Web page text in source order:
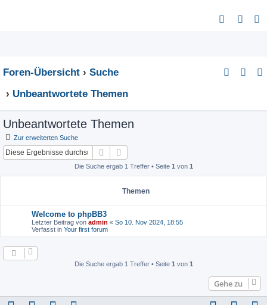
u
e
Foren-Übersicht
Suche
Unbeantwortete Themen
Unbeantwortete Themen
Zur erweiterten Suche
Suche
Die Suche ergab 1 Treffer • Seite 1 von 1
Themen
Welcome to phpBB3
Letzter Beitrag von admin « So 10. Nov 2024, 18:55
Verfasst in Your first forum
Die Suche ergab 1 Treffer • Seite 1 von 1
Gehe zu